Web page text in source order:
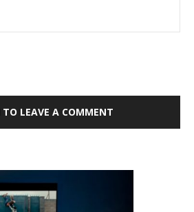
TO LEAVE A COMMENT